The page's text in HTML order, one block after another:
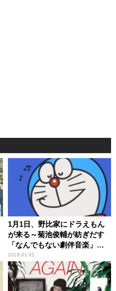
1月1日、野比家にドラえもん
が来る～菊池俊輔が紡ぎだす
「なんでもない劇伴音楽」の
世界
2019.01.01